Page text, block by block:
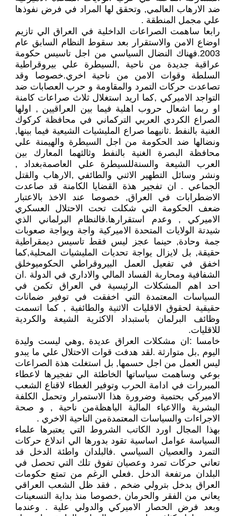
ضد الارهاب العالمي, وتحقق لها المراد في فرض نفوذها
علي مجمل المنطقة .
رابعا ساهمت الصراعات الداخلية في العراق الي تازيم
اوضاع الامن والاستقرار بعد سقوط النظام السابق عام
2003.فهناك النضال السياسي من اجل تاسيس حكومة
عراقية جديدة من ناحية ,السيطرة علي بيروقراطية
السلطة وقوات الامن من ناحية اخري.خصوصا وقد
تصاعدت حركات التمرد والمقاومة و حرب العصابات ضد
التواجد الاميركي ,كما اريد استغلال ثلاث صراعات كامنة
او ربما اشعال حروب اهلية فيما بين العراقيين , اولها
الصراع الكردي العربي التركماني في محافظة كركوك
الغنية بالنفط .ثانيهما صراع المليشيات الشيعية فيما بينها,
ونضالها ضد الحكومة من اجل السيطرة والهيمنة علي
محافظة البصرة الغنية بالنفط وثالثهما المعارك بين
العرب الشيعة والسنةللسيطرة علي العاصمةبغداد ,
ونشر وسائل التطهير الاثني والطائفي ,الارهاب والقتل
الجماعي . ان تفجير هذة القضايا الكامنة قد صاعدت
الاضطرابات في العراق, خصوصا عند الاخذ بالاعتبار
ضعف الحكومة التي شكلت تحت الاحتلال العسكري
الاميركي , وعدم استقرارها.فالنظام البرلماني الذي
شيدتة الولايات المتحدة الاميركية واجة ويواجة صعوبات
جمة وحادة, حينما عجز ليس فقط تاسيس ديمقراطية
حقيقة, بل لايزال يواجة تحديات المليشيات المحلية,كما
اخفق في تفعيل العمل البيروقراطي الحكوميوخلق
الشفافية ومحاربة الفساد المالي والاداري في الدولة .ان
احد اهم المشكلات الرئيسية في العراق تكمن في
السياسات المعتمدة التي اخفقت في توفير ضمانات
حقيقية لحقوق الاقليات الاثنية والطائفية , كما اتسمت
وظائف البرلمان باستبداد الاكثرية الشيعة والكردية
للاقليات.
خامسا :ان مشكلات العراق عديدة ,وهي ليست وليدة
اليوم ,بل متوارثة .لقد هدفت قوات الاحتلال علي ما يبدو
ليس العمل من اجل حسمها, بل استغلت هذة الصراعات
بوعي وساهمت سياساتها الخاطئة الي تفجيرها لاعطاء
المبررات في ادامة الحرب وتوفير الغطاء لاقناع الشعب
الاميركي بحتمية وضرورة هذا الاستمرار وتحمل الكلفة
البشرية واالاعباء المالية الباهظةمن ناحية , و صحة
الاجراءات والسياسات المعتمدةمن الناحية الاخري .
بهذا المجال اورد الكاتب الشروط التي يعتبرها علماء
السياسة عوامل اساسية تقود بدورها الي اندلاع حركات
التمرد والعصيان السياسي .فالبلدان واطئة الدخل قد
تعاني حركات تمرد وعصيان تفوق تلك التي تحصل في
البلدان مرتفعة الدخل .فعلي الرغم من تمتع حكومات
العراق بدخل بترولي ضخم , فقد ظل الشعب العراقي
يعاني من الفقر والحرمان ,خصوصا منذ بداية التسعينات
وبعد فرض الحصار الاميركي والدولي علية . وعندما